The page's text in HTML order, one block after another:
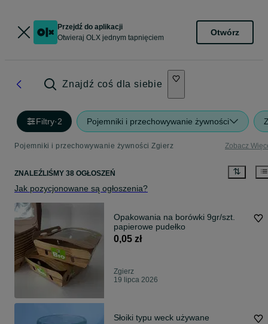
Przejdź do aplikacji
Otwieraj OLX jednym tapnięciem
Otwórz
Znajdź coś dla siebie
Filtry·2 Pojemniki i przechowywanie żywności
Pojemniki i przechowywanie żywności Zgierz Zobacz
ZNALEŹLIŚMY 38 OGŁOSZEŃ
Jak pozycjonowane są ogłoszenia?
Opakowania na borówki 9gr/szt.
papierowe pudełko
0,05 zł
Zgierz
19 lipca 2026
Słoiki typu weck używane